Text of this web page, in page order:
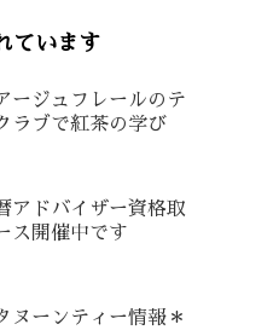
ています
ージュフレールのテ
ラブで紅茶の学び
アドバイザー資格取
ス開催中です
ヌーンティー情報＊